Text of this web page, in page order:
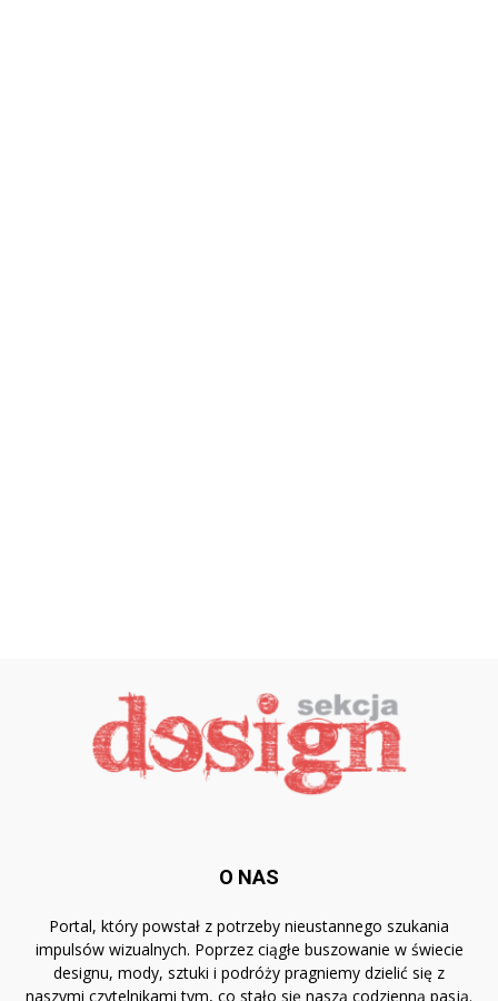
O NAS
Portal, który powstał z potrzeby nieustannego szukania
impulsów wizualnych. Poprzez ciągłe buszowanie w świecie
designu, mody, sztuki i podróży pragniemy dzielić się z
naszymi czytelnikami tym, co stało się naszą codzienną pasją.